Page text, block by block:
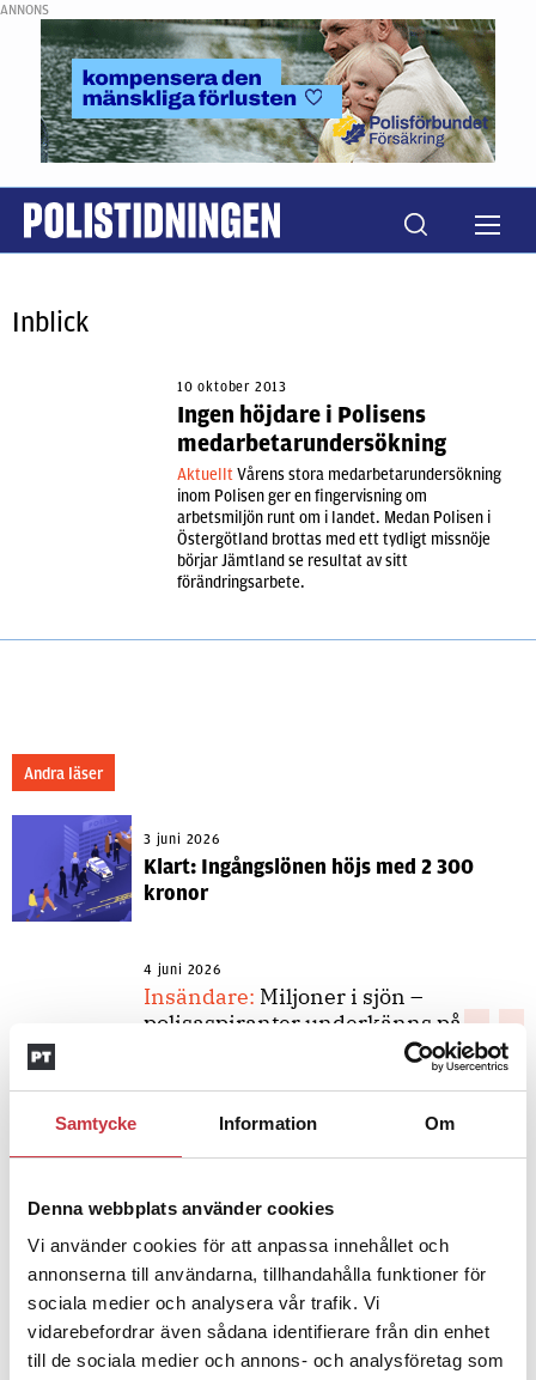
Samtycke Information Om
Denna webbplats använder cookies
Vi använder cookies för att anpassa innehållet och
annonserna till användarna, tillhandahålla funktioner för
sociala medier och analysera vår trafik. Vi
vidarebefordrar även sådana identifierare från din enhet
till de sociala medier och annons- och analysföretag som
ANNONS
Inblick
10 oktober 2013
Ingen höjdare i Polisens
medarbetarundersökning
Aktuellt Vårens stora medarbetarundersökning
inom Polisen ger en fingervisning om
arbetsmiljön runt om i landet. Medan Polisen i
Östergötland brottas med ett tydligt missnöje
börjar Jämtland se resultat av sitt
förändringsarbete.
Andra läser
3 juni 2026
Klart: Ingångslönen höjs med 2 300
kronor
4 juni 2026
Insändare: Miljoner i sjön –
polisaspiranter underkänns på
Jens Mårtensson:Snart 20 år i tjänst
4 juni 2026
Polisregionen erkänner fel: ”Kommer
att rättas till”